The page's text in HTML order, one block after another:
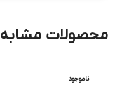
محصولات مشابه
ناموجود